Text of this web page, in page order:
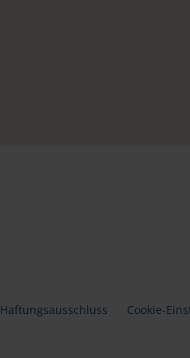
Haftungsausschluss Cookie-